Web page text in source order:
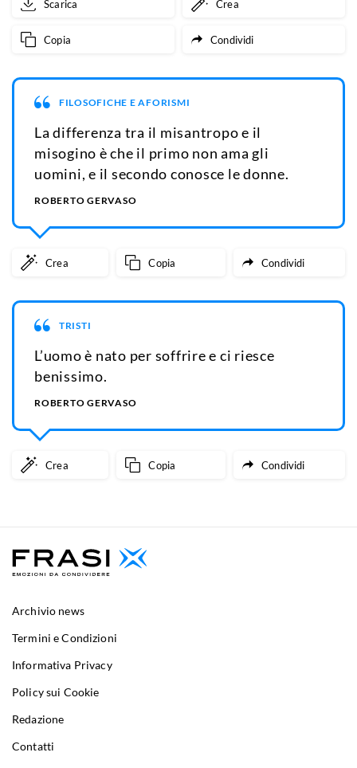
Scarica Crea
Copia Condividi
FILOSOFICHE E AFORISMI
La differenza tra il misantropo e il
misogino è che il primo non ama gli
uomini, e il secondo conosce le donne.
ROBERTO GERVASO
Crea Copia Condividi
TRISTI
L’uomo è nato per soffrire e ci riesce
benissimo.
ROBERTO GERVASO
Crea Copia Condividi
Archivio news
Termini e Condizioni
Informativa Privacy
Policy sui Cookie
Redazione
Contatti